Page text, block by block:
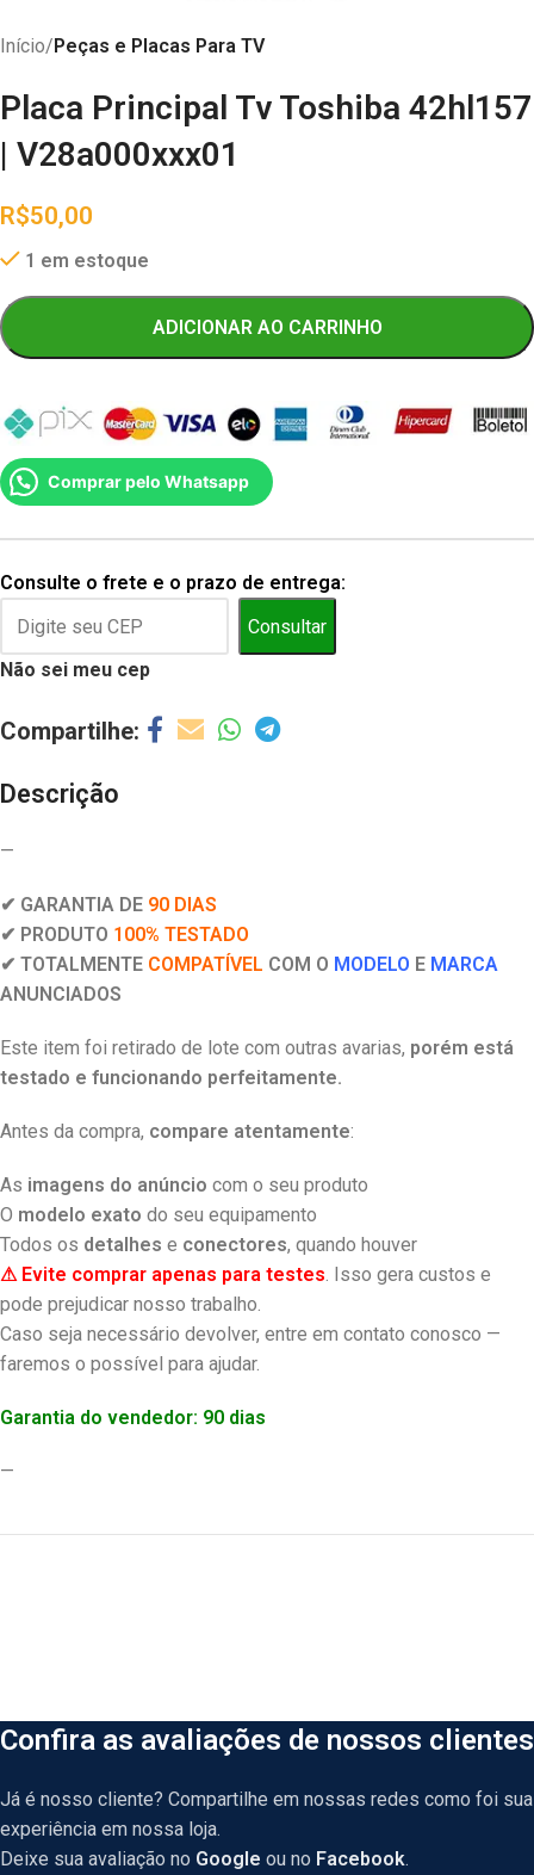
Início Peças e Placas Para TV
Placa Principal Tv Toshiba 42hl157
| V28a000xxx01
R$50,00
1 em estoque
ADICIONAR AO CARRINHO
Comprar pelo Whatsapp
Consulte o frete e o prazo de entrega:
Consultar
Não sei meu cep
Descrição
—
✔ GARANTIA DE 90 DIAS
✔ PRODUTO 100% TESTADO
✔ TOTALMENTE COMPATÍVEL COM O MODELO E MARCA
ANUNCIADOS
Este item foi retirado de lote com outras avarias, porém está
testado e funcionando perfeitamente.
Antes da compra, compare atentamente:
As imagens do anúncio com o seu produto
O modelo exato do seu equipamento
Todos os detalhes e conectores, quando houver
⚠ Evite comprar apenas para testes. Isso gera custos e
pode prejudicar nosso trabalho.
Caso seja necessário devolver, entre em contato conosco —
faremos o possível para ajudar.
Garantia do vendedor: 90 dias
—
Confira as avaliações de nossos clientes
Já é nosso cliente? Compartilhe em nossas redes como foi sua
experiência em nossa loja.
Deixe sua avaliação no Google ou no Facebook.